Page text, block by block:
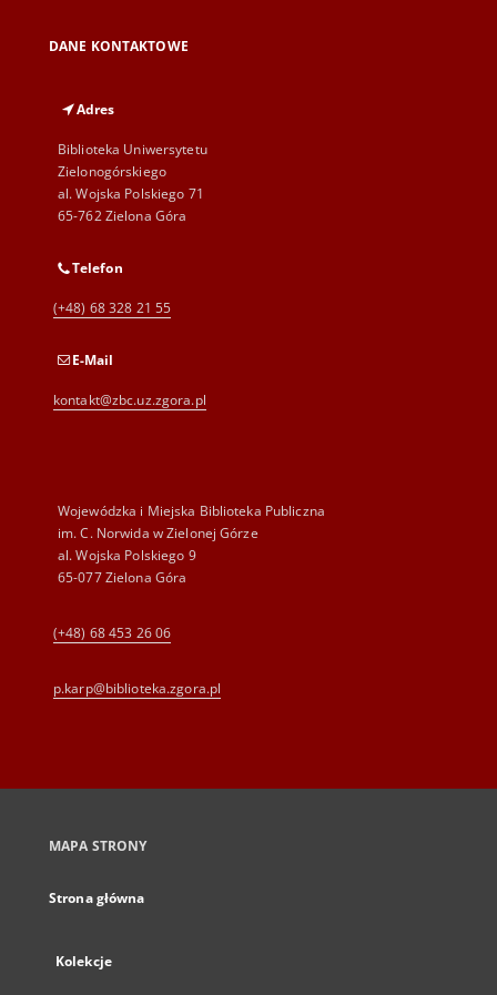
DANE KONTAKTOWE
Adres
Biblioteka Uniwersytetu
Zielonogórskiego
al. Wojska Polskiego 71
65-762 Zielona Góra
Telefon
(+48) 68 328 21 55
E-Mail
kontakt@zbc.uz.zgora.pl
Wojewódzka i Miejska Biblioteka Publiczna
im. C. Norwida w Zielonej Górze
al. Wojska Polskiego 9
65-077 Zielona Góra
(+48) 68 453 26 06
p.karp@biblioteka.zgora.pl
MAPA STRONY
Strona główna
Kolekcje